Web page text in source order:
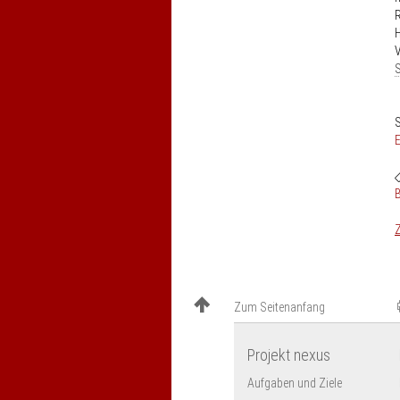
Zum Seitenanfang
Projekt nexus
Aufgaben und Ziele